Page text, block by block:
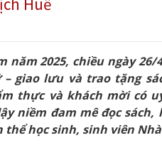
2025, chiều ngày 26/
giao lưu và trao tặng
thực và khách mời có
niềm đam mê đọc sách,
thể học sinh, sinh viên